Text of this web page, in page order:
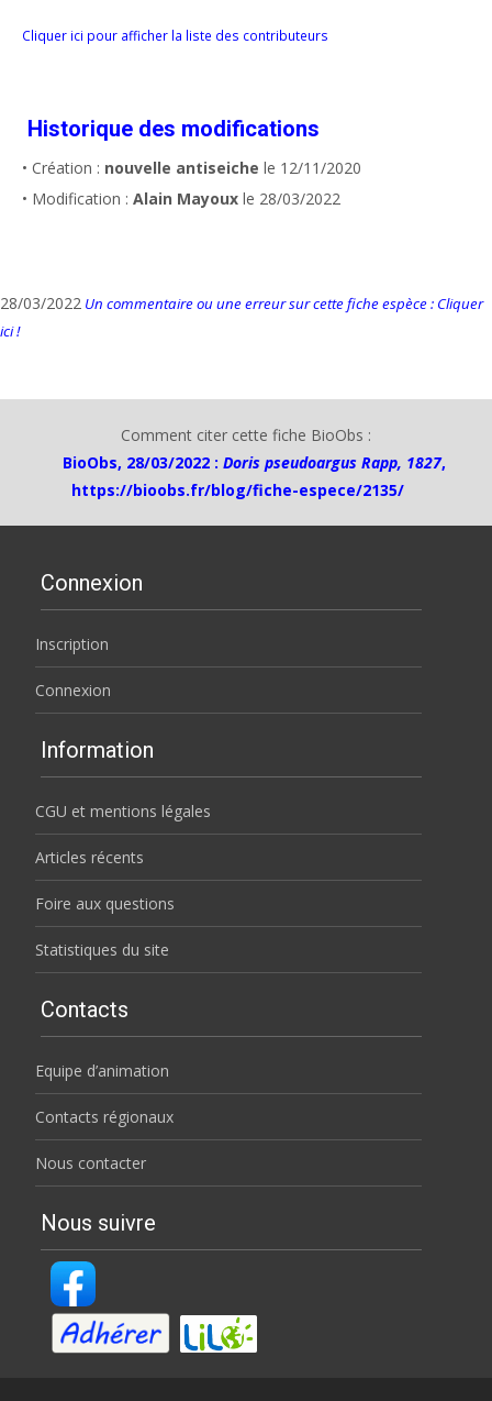
Cliquer ici pour afficher la liste des contributeurs
Historique des modifications
• Création : nouvelle antiseiche le 12/11/2020
• Modification : Alain Mayoux le 28/03/2022
28/03/2022 Un commentaire ou une erreur sur cette fiche espèce : Cliquer
ici !
Comment citer cette fiche BioObs :
BioObs, 28/03/2022 : Doris pseudoargus Rapp, 1827,
https://bioobs.fr/blog/fiche-espece/2135/
Connexion
Inscription
Connexion
Information
CGU et mentions légales
Articles récents
Foire aux questions
Statistiques du site
Contacts
Equipe d’animation
Contacts régionaux
Nous contacter
Nous suivre